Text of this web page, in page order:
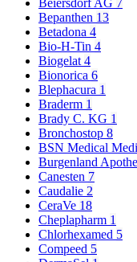
Beiersdorf AG 7
Bepanthen 13
Betadona 4
Bio-H-Tin 4
Biogelat 4
Bionorica 6
Blephacura 1
Braderm 1
Brady C. KG 1
Bronchostop 8
BSN Medical
Burgenland
Canesten 7
Caudalie 2
CeraVe 18
Cheplapharm 1
Chlorhexamed 5
Compeed 5